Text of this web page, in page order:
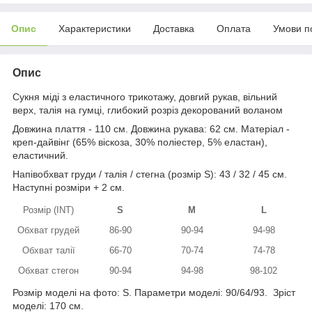
Опис Характеристики Доставка Оплата Умови
Опис
Сукня міді з еластичного трикотажу, довгий рукав, вільний
верх, талія на гумці, глибокий розріз декорований воланом
Довжина плаття - 110 см. Довжина рукава: 62 см. Матеріал -
креп-дайвінг (65% віскоза, 30% поліестер, 5% еластан),
еластичний.
Напівобхват груди / талія / стегна (розмір S): 43 / 32 / 45 см.
Наступні розміри + 2 см.
Розмір (INT) S M
L
Обхват грудей
86-90 90-94
94-98
Обхват талії
66-70 70-74
74-78
Обхват стегон
90-94 94-98 98-102
Розмір моделі на фото: S. Параметри моделі: 90/64/93. Зріст
моделі: 170 см.